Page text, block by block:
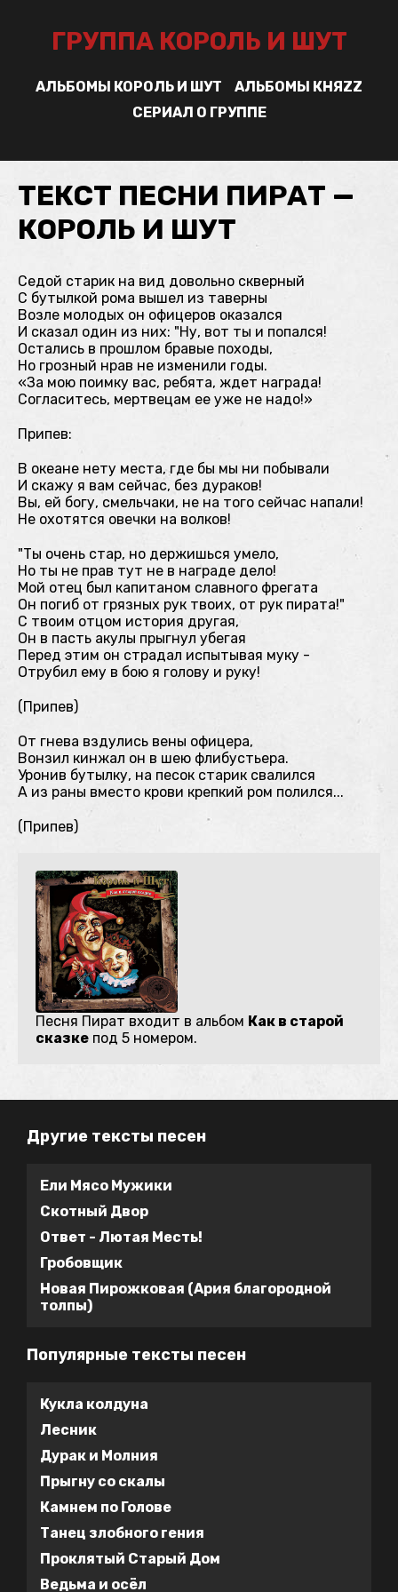
ГРУППА КОРОЛЬ И ШУТ
АЛЬБОМЫ КОРОЛЬ И ШУТ
АЛЬБОМЫ КНЯZZ
СЕРИАЛ О ГРУППЕ
ТЕКСТ ПЕСНИ ПИРАТ —
КОРОЛЬ И ШУТ
Седой старик на вид довольно скверный
С бутылкой рома вышел из таверны
Возле молодых он офицеров оказался
И сказал один из них: "Ну, вот ты и попался!
Остались в прошлом бравые походы,
Но грозный нрав не изменили годы.
«За мою поимку вас, ребята, ждет награда!
Согласитесь, мертвецам ее уже не надо!»
Припев:
В океане нету места, где бы мы ни побывали
И скажу я вам сейчас, без дураков!
Вы, ей богу, смельчаки, не на того сейчас напали!
Не охотятся овечки на волков!
"Ты очень стар, но держишься умело,
Но ты не прав тут не в награде дело!
Мой отец был капитаном славного фрегата
Он погиб от грязных рук твоих, от рук пирата!"
С твоим отцом история другая,
Он в пасть акулы прыгнул убегая
Перед этим он страдал испытывая муку -
Отрубил ему в бою я голову и руку!
(Припев)
От гнева вздулись вены офицера,
Вонзил кинжал он в шею флибустьера.
Уронив бутылку, на песок старик свалился
А из раны вместо крови крепкий ром полился...
(Припев)
Песня Пират входит в альбом Как в старой
сказке под 5 номером.
Другие тексты песен
Ели Мясо Мужики
Скотный Двор
Ответ - Лютая Месть!
Гробовщик
Новая Пирожковая (Ария благородной
толпы)
Популярные тексты песен
Кукла колдуна
Лесник
Дурак и Молния
Прыгну со скалы
Камнем по Голове
Танец злобного гения
Проклятый Старый Дом
Ведьма и осёл